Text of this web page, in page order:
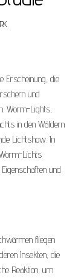
Erscheinung, die
und
Worm-Lights,
in den Wäldern
Lichtshow. In
Lichts
und
fliegen
Insekten, die
Reaktion, um